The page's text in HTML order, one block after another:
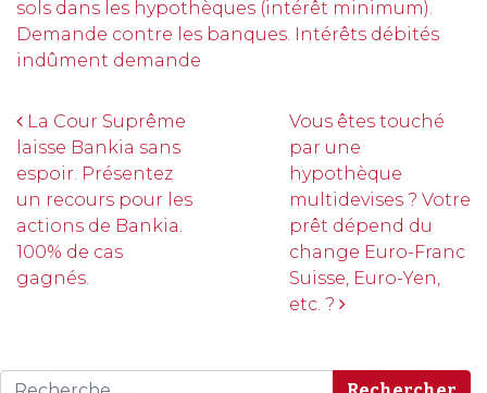
sols dans les hypothèques (intérêt minimum).
Demande contre les banques. Intérêts débités
indûment demande
Navigation
La Cour Suprême
laisse Bankia sans
espoir. Présentez
un recours pour les
actions de Bankia.
100% de cas
gagnés.
Vous êtes touché
par une
hypothèque
multidevises ? Votre
prêt dépend du
change Euro-Franc
Suisse, Euro-Yen,
etc. ?
Rechercher